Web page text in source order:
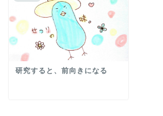
研究すると、前向きになる